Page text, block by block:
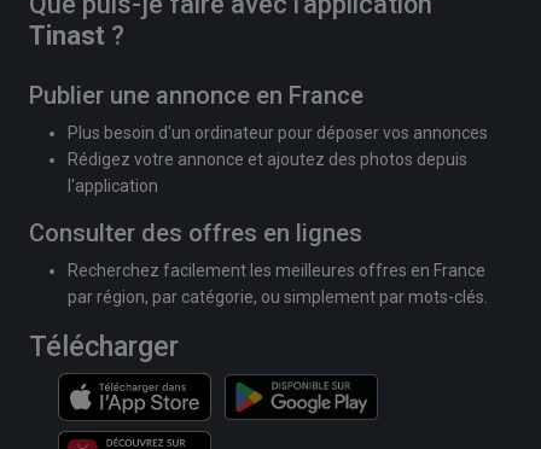
Tinast ?
Publier une annonce en France
Plus besoin d'un ordinateur pour déposer vos annonces
Rédigez votre annonce et ajoutez des photos depuis
l'application
Consulter des offres en lignes
Recherchez facilement les meilleures offres en France
par région, par catégorie, ou simplement par mots-clés.
Télécharger